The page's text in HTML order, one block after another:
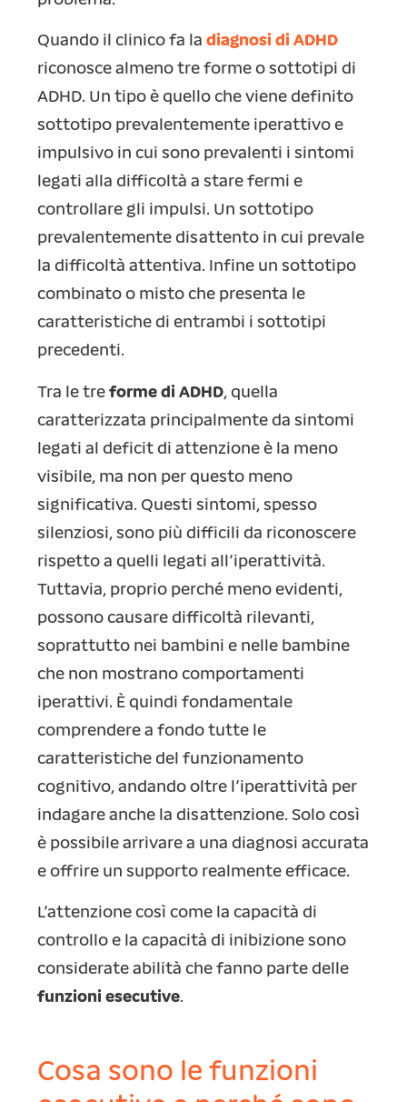
Quando il clinico fa la diagnosi di ADHD
riconosce almeno tre forme o sottotipi di
ADHD. Un tipo è quello che viene definito
sottotipo prevalentemente iperattivo e
impulsivo in cui sono prevalenti i sintomi
legati alla difficoltà a stare fermi e
controllare gli impulsi. Un sottotipo
prevalentemente disattento in cui prevale
la difficoltà attentiva. Infine un sottotipo
combinato o misto che presenta le
caratteristiche di entrambi i sottotipi
precedenti.
Tra le tre forme di ADHD, quella
caratterizzata principalmente da sintomi
legati al deficit di attenzione è la meno
visibile, ma non per questo meno
significativa. Questi sintomi, spesso
silenziosi, sono più difficili da riconoscere
rispetto a quelli legati all’iperattività.
Tuttavia, proprio perché meno evidenti,
possono causare difficoltà rilevanti,
soprattutto nei bambini e nelle bambine
che non mostrano comportamenti
iperattivi. È quindi fondamentale
comprendere a fondo tutte le
caratteristiche del funzionamento
cognitivo, andando oltre l’iperattività per
indagare anche la disattenzione. Solo così
è possibile arrivare a una diagnosi accurata
e offrire un supporto realmente efficace.
L’attenzione così come la capacità di
controllo e la capacità di inibizione sono
considerate abilità che fanno parte delle
funzioni esecutive.
Cosa sono le funzioni